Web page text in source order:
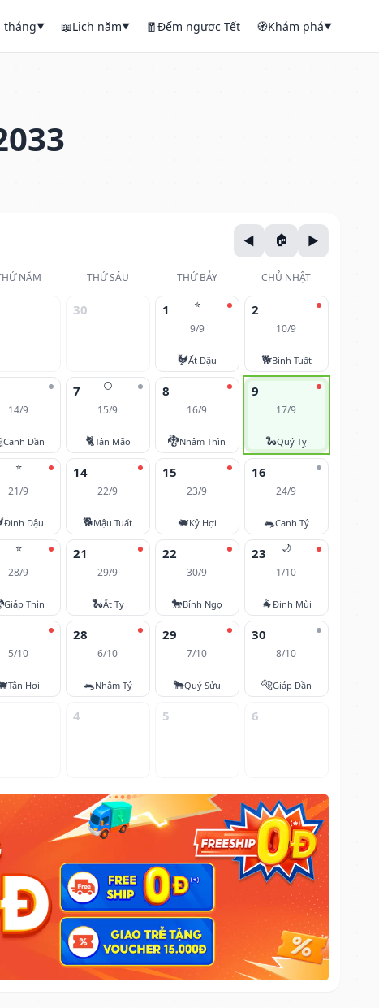
tháng▼ 📖Lịch năm▼ 🧧Đếm ngược Tết 🧭Khám phá▼
NĂM THỨ SÁU THỨ BẢY CHỦ NHẬT
30 ⭐
1
9/9
🐓Ất Dậu
2
10/9
🐕Bính Tuất
14/9
Canh Dần
🌕
7
15/9
🐈Tân Mão
8
16/9
🐉Nhâm Thìn
9
17/9
🐍Quý Tỵ
⭐
21/9
Đinh Dậu
14
22/9
🐕Mậu Tuất
15
23/9
🐖Kỷ Hợi
16
24/9
🐀Canh Tý
⭐
28/9
Giáp Thìn
21
29/9
🐍Ất Tỵ
22
30/9
🐎Bính Ngọ
🌙
23
1/10
🐐Đinh Mùi
5/10
Tân Hợi
28
6/10
🐀Nhâm Tý
29
7/10
🐂Quý Sửu
30
8/10
🐅Giáp Dần
4 5 6